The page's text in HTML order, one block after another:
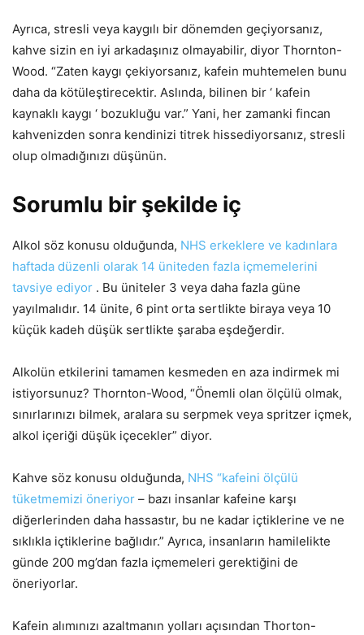
Ayrıca, stresli veya kaygılı bir dönemden geçiyorsanız,
kahve sizin en iyi arkadaşınız olmayabilir, diyor Thornton-
Wood. “Zaten kaygı çekiyorsanız, kafein muhtemelen bunu
daha da kötüleştirecektir. Aslında, bilinen bir ‘ kafein
kaynaklı kaygı ‘ bozukluğu var.” Yani, her zamanki fincan
kahvenizden sonra kendinizi titrek hissediyorsanız, stresli
olup olmadığınızı düşünün.
Sorumlu bir şekilde iç
Alkol söz konusu olduğunda, NHS erkeklere ve kadınlara
haftada düzenli olarak 14 üniteden fazla içmemelerini
tavsiye ediyor . Bu üniteler 3 veya daha fazla güne
yayılmalıdır. 14 ünite, 6 pint orta sertlikte biraya veya 10
küçük kadeh düşük sertlikte şaraba eşdeğerdir.
Alkolün etkilerini tamamen kesmeden en aza indirmek mi
istiyorsunuz? Thornton-Wood, “Önemli olan ölçülü olmak,
sınırlarınızı bilmek, aralara su serpmek veya spritzer içmek,
alkol içeriği düşük içecekler” diyor.
Kahve söz konusu olduğunda, NHS “kafeini ölçülü
tüketmemizi öneriyor – bazı insanlar kafeine karşı
diğerlerinden daha hassastır, bu ne kadar içtiklerine ve ne
sıklıkla içtiklerine bağlıdır.” Ayrıca, insanların hamilelikte
günde 200 mg’dan fazla içmemeleri gerektiğini de
öneriyorlar.
Kafein alımınızı azaltmanın yolları açısından Thorton-